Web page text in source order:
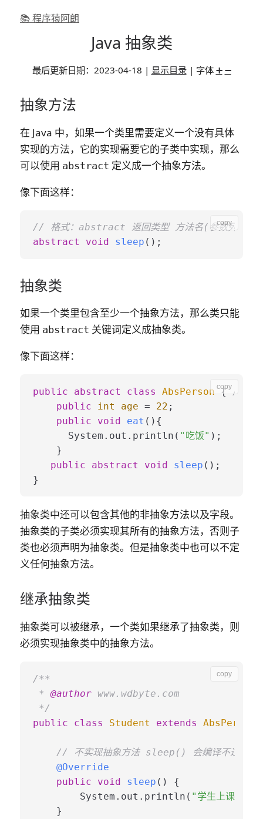
📚 程序猿阿朗
Java 抽象类
最后更新日期： 2023-04-18 | 显示目录| 字体 ➕ ➖
抽象方法
在 Java 中，如果一个类里需要定义一个没有具体
实现的方法，它的实现需要它的子类中实现，那么
可以使用 abstract 定义成一个抽象方法。
像下面这样：
// 格式：abstract 返回类型 方法名(参数列表);
abstract
void sleep ()
copy
抽象类
如果一个类里包含至少一个抽象方法，那么类只能
使用 abstract 关键词定义成抽象类。
像下面这样：
public abstract class AbsPerson { //抽
public
int age = 22 ;
public
void eat () {
      System.out.println(
"吃饭" );
    }
public
abstract void sleep () ;
copy
抽象类中还可以包含其他的非抽象方法以及字段。
抽象类的子类必须实现其所有的抽象方法，否则子
类也必须声明为抽象类。但是抽象类中也可以不定
义任何抽象方法。
继承抽象类
抽象类可以被继承， 一个类如果继承了抽象类，则
必须实现抽象类中的抽象方法。
/**
* @author www.wdbyte.com
*/
public
class Student extends AbsPerson
// 不实现抽象方法 sleep() 会编译不过。
@Override
public
void sleep ()
{
        System.out.println(
"学生上课不能
    }
copy